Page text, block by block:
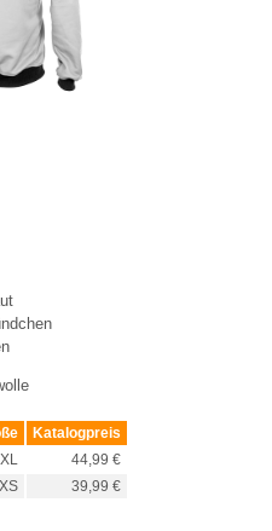
Katalogpreis
44,99 €
39,99 €